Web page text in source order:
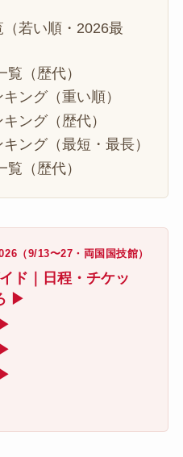
若い順・2026最
（歴代）
ング（重い順）
ング（歴代）
ング（最短・最長）
（歴代）
（9/13〜27・両国国技館）
ド｜日程・チケッ
▶